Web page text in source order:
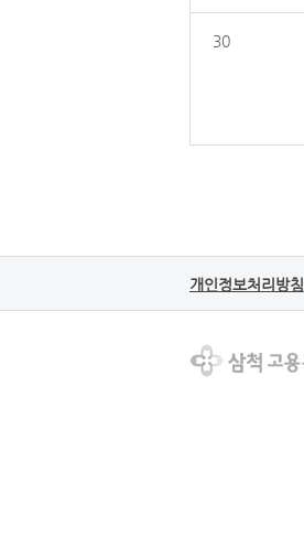
30
개인정보처리방침